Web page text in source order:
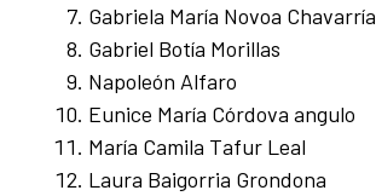
Gabriela María Novoa Chavarría
Gabriel Botía Morillas
Napoleón Alfaro
Eunice María Córdova angulo
María Camila Tafur Leal
Laura Baigorria Grondona